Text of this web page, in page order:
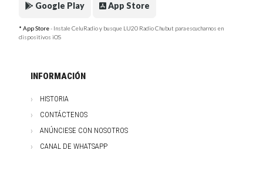
Google Play App Store
* App Store- Instale CeluRadio y busque LU20 Radio Chubut para escucharnos en
dispositivos iOS
INFORMACIÓN
HISTORIA
CONTÁCTENOS
ANÚNCIESE CON NOSOTROS
CANAL DE WHATSAPP